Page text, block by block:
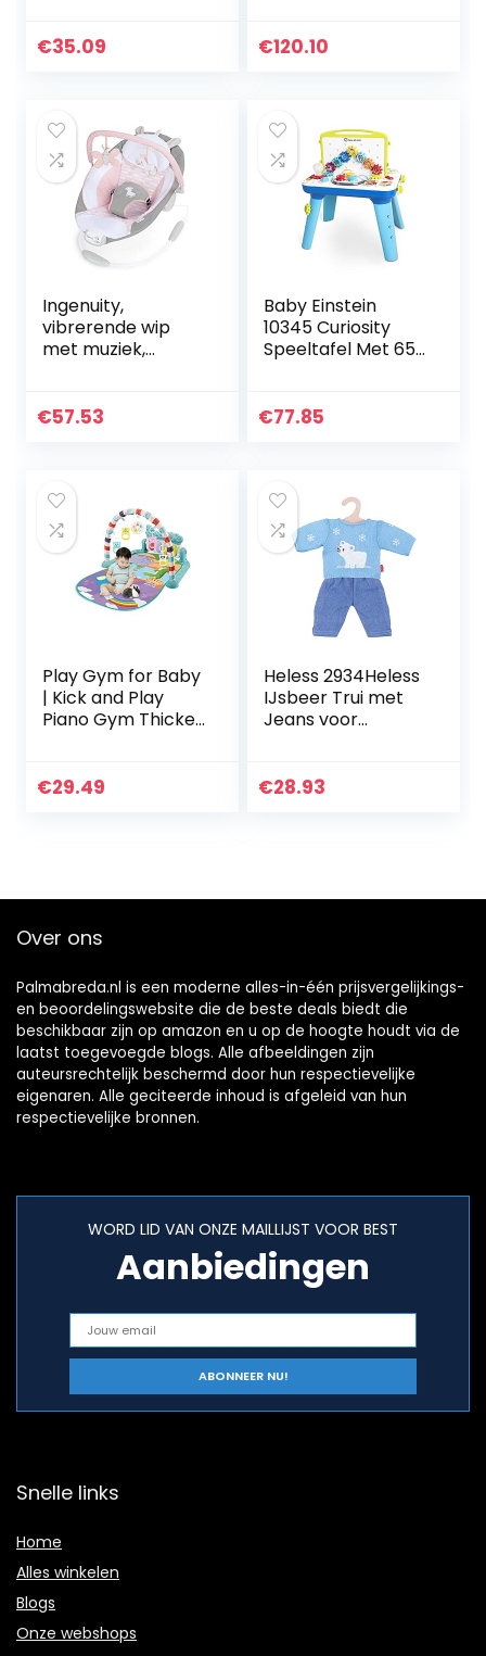
Frame Gym Toy
€35.09 €120.10
Ingenuity,
vibrerende wip
met muziek,
gevoerde
€57.53
Baby Einstein
10345 Curiosity
Speeltafel Met 65
Voeten, Lichten,
€77.85
Play Gym for Baby
| Kick and Play
Piano Gym Thicker
Cognitive
€29.49
Heless 2934Heless
IJsbeer Trui met
Jeans voor
€28.93
Over ons
Palmabreda.nl is een moderne alles-in-één prijsvergelijkings-
en beoordelingswebsite die de beste deals biedt die
beschikbaar zijn op amazon en u op de hoogte houdt via de
laatst toegevoegde blogs. Alle afbeeldingen zijn
auteursrechtelijk beschermd door hun respectievelijke
eigenaren. Alle geciteerde inhoud is afgeleid van hun
respectievelijke bronnen.
WORD LID VAN ONZE MAILLIJST VOOR BEST
Aanbiedingen
Snelle links
Home
Alles winkelen
Blogs
Onze webshops